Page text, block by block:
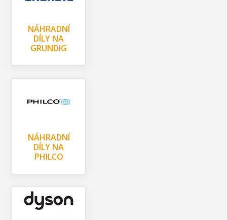
NÁHRADNÍ
DÍLY NA
GRUNDIG
NÁHRADNÍ
DÍLY NA
PHILCO